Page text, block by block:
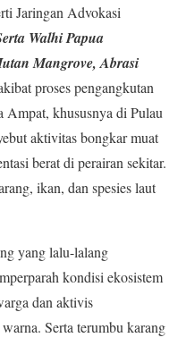
Jaringan Advokasi
Walhi Papua
Mangrove, Abrasi
proses pengangkutan
khususnya di Pulau
aktivitas bongkar muat
berat di perairan sekitar.
ikan, dan spesies laut
yang lalu-lalang
kondisi ekosistem
dan aktivis
Serta terumbu karang